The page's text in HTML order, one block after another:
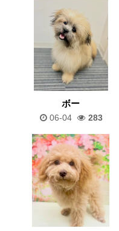
ボー
06-04 283